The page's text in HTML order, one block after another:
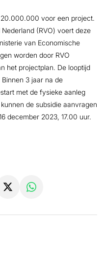
voor een project.
(RVO) voert deze
van Economische
worden door RVO
het projectplan. De looptijd
3 jaar na de
met de fysieke aanleg
de subsidie aanvragen
december 2023, 17.00 uur.